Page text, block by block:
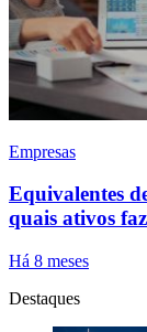
Empresas
Equivalentes
quais ativos
Há 8 meses
Destaques